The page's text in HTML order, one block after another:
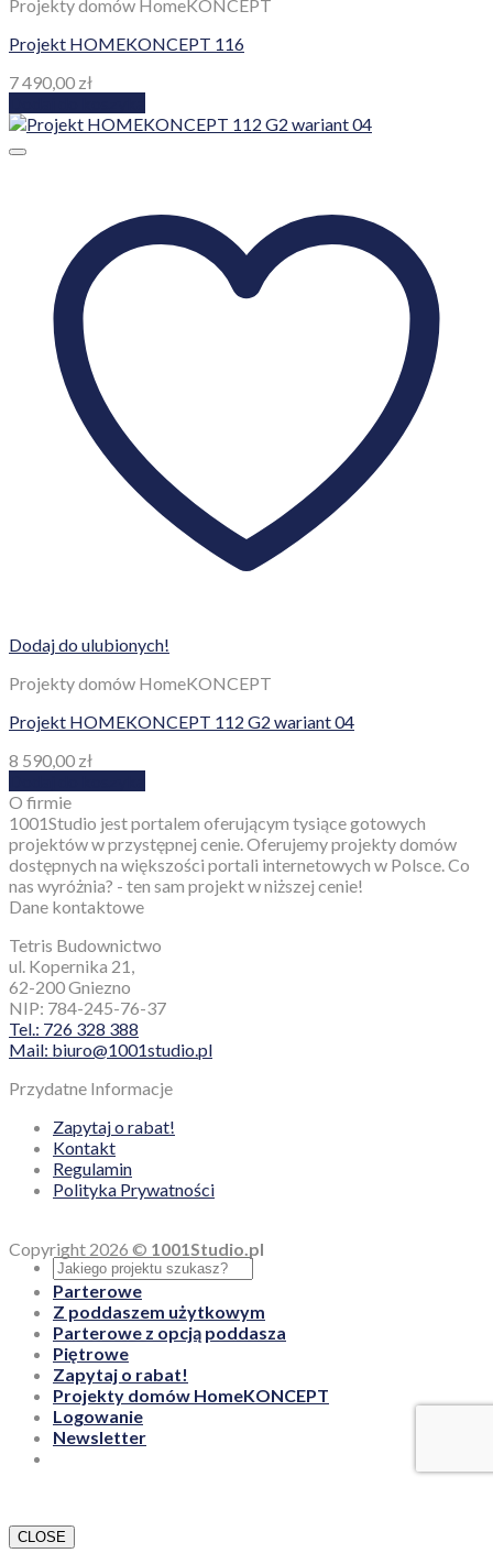
Projekty domów HomeKONCEPT
Projekt HOMEKONCEPT 116
7 490,00 zł
Dodaj do ulubionych!
Projekty domów HomeKONCEPT
Projekt HOMEKONCEPT 112 G2 wariant 04
8 590,00 zł
O firmie
1001Studio jest portalem oferującym tysiące gotowych
projektów w przystępnej cenie. Oferujemy projekty domów
dostępnych na większości portali internetowych w Polsce. Co
nas wyróżnia? - ten sam projekt w niższej cenie!
Dane kontaktowe
Tetris Budownictwo
ul. Kopernika 21,
62-200 Gniezno
NIP: 784-245-76-37
Tel.: 726 328 388
Mail: biuro@1001studio.pl
Przydatne Informacje
Zapytaj o rabat!
Kontakt
Regulamin
Polityka Prywatności
Copyright 2026 © 1001Studio.pl
Parterowe
Z poddaszem użytkowym
Parterowe z opcją poddasza
Piętrowe
Zapytaj o rabat!
Projekty domów HomeKONCEPT
Logowanie
Newsletter
CLOSE